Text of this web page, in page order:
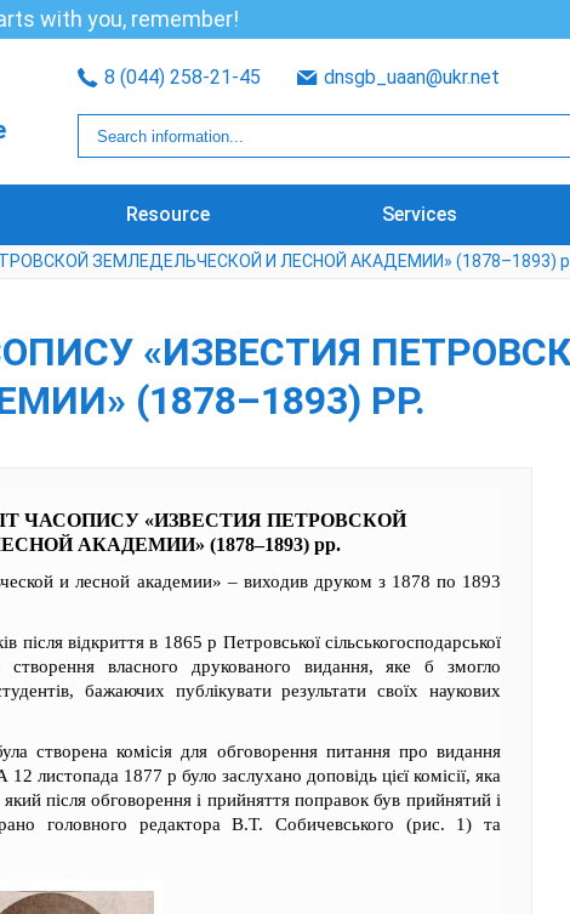
with you, remember!
8 (044) 258-21-45 dnsgb_uaan@ukr.net
Resource Services
ЗЕМЛЕДЕЛЬЧЕСКОЙ И ЛЕСНОЙ АКАДЕМИИ» (1878–1893)
«ИЗВЕСТИЯ
(1878–1893) РР.
ЧАСОПИСУ «ИЗВЕСТИЯ ПЕТРОВСКОЙ
АКАДЕМИИ» (1878–1893) рр.
и лесной академии» – виходив друком з 1878 по 1893
відкриття в 1865 р Петровської сільськогосподарської
створення власного друкованого видання, яке б змогло
бажаючих публікувати результати своїх наукових
створена комісія для обговорення питання про видання
листопада 1877 р було заслухано доповідь цієї комісії, яка
після обговорення і прийняття поправок був прийнятий і
головного редактора В.Т. Собичевського (рис. 1) та